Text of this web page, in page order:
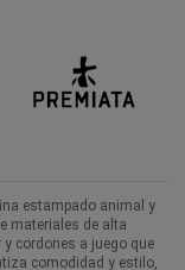
estampado animal y
materiales de alta
cordones a juego que
comodidad y estilo,